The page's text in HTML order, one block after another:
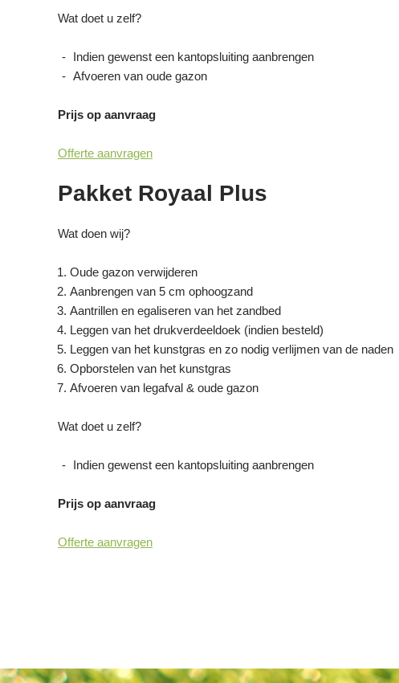
Wat doet u zelf?
Indien gewenst een kantopsluiting aanbrengen
Afvoeren van oude gazon
Prijs op aanvraag
Offerte aanvragen
Pakket Royaal Plus
Wat doen wij?
Oude gazon verwijderen
Aanbrengen van 5 cm ophoogzand
Aantrillen en egaliseren van het zandbed
Leggen van het drukverdeeldoek (indien besteld)
Leggen van het kunstgras en zo nodig verlijmen van de naden
Opborstelen van het kunstgras
Afvoeren van legafval & oude gazon
Wat doet u zelf?
Indien gewenst een kantopsluiting aanbrengen
Prijs op aanvraag
Offerte aanvragen